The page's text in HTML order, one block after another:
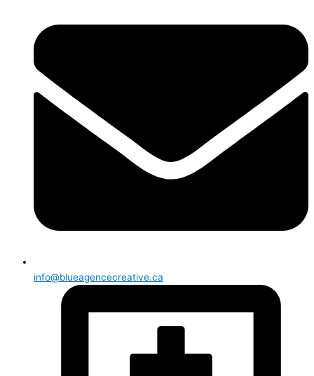
info@blueagencecreative.ca